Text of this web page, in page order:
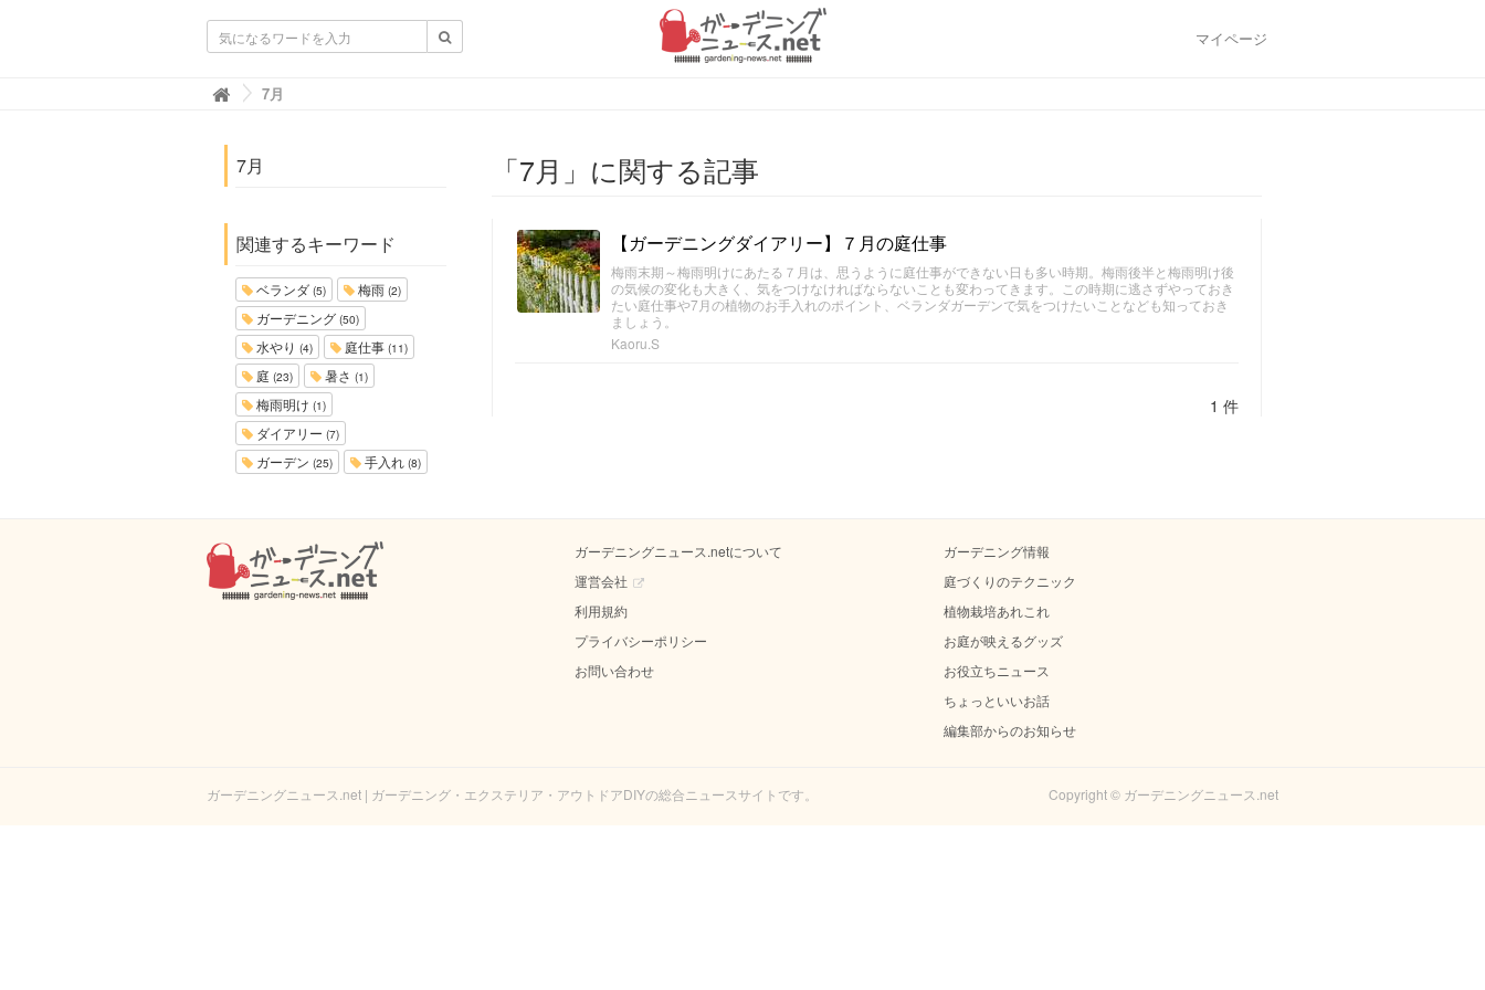
マイページ
ガーデニングニュース.net
7月
7月
関連するキーワード
ベランダ (5) 梅雨 (2)
ガーデニング (50)
水やり (4) 庭仕事 (11)
庭 (23) 暑さ (1)
梅雨明け (1)
ダイアリー (7)
ガーデン (25) 手入れ (8)
「7月」に関する記事
【ガーデニングダイアリー】７月の庭仕事
梅雨末期～梅雨明けにあたる７月は、思うように庭仕事ができない日も多い時期。梅雨後半と梅雨明け後
の気候の変化も大きく、気をつけなければならないことも変わってきます。この時期に逃さずやっておき
たい庭仕事や7月の植物のお手入れのポイント、ベランダガーデンで気をつけたいことなども知っておき
ましょう。
Kaoru.S
1 件
ガーデニングニュース.netについて
運営会社
利用規約
プライバシーポリシー
お問い合わせ
ガーデニング情報
庭づくりのテクニック
植物栽培あれこれ
お庭が映えるグッズ
お役立ちニュース
ちょっといいお話
編集部からのお知らせ
ガーデニングニュース.net | ガーデニング・エクステリア・アウトドアDIYの総合ニュースサイトです。 Copyright © ガーデニングニュース.net